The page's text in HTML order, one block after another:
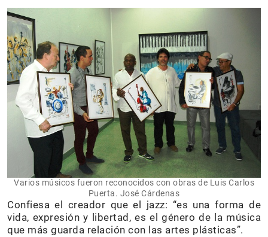
Varios músicos fueron reconocidos con obras de Luis Carlos
Puerta. José Cárdenas
Confiesa el creador que el jazz: “es una forma de
vida, expresión y libertad, es el género de la música
que más guarda relación con las artes plásticas”.